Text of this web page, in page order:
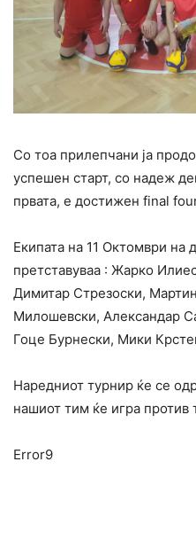
Со тоа прилепчани ја
успешен старт, со надеж
првата, е достижен final
Екипата на 11 Октомври на
претставуваа : Жарко
Димитар Стрезоски,
Милошевски, Александар
Гоце Бурнески, Мики
Наредниот турнир ќе се
нашиот тим ќе игра
Error9